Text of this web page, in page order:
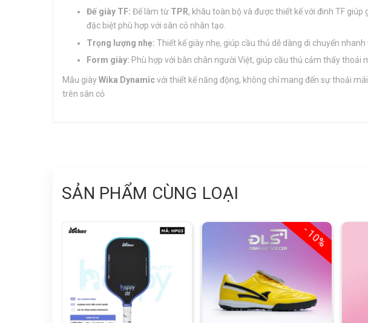
Đế giày TF: Đế làm từ TPR, khâu toàn bộ và được thiết kế với đinh TF
đặc biệt phù hợp với sân cỏ nhân tạo.
Trọng lượng nhẹ: Thiết kế giày nhẹ, giúp cầu thủ dễ dàng di chuyển
Form giày: Phù hợp với bàn chân người Việt, giúp cầu thủ cảm thấy thoải
Mẫu giàyWika Dynamicvới thiết kế năng động, không chỉ mang đến sự thoải
trên sân cỏ
SẢN PHẨM CÙNG LOẠI
- 10%